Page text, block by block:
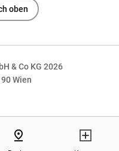
oben
& Co KG 2026
Wien
pin_drop